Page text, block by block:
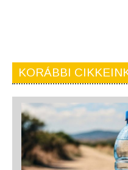
KORÁBBI